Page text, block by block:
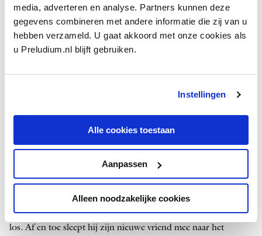
media, adverteren en analyse. Partners kunnen deze
gegevens combineren met andere informatie die zij van u
hebben verzameld. U gaat akkoord met onze cookies als
u Preludium.nl blijft gebruiken.
Instellingen
Alle cookies toestaan
Aanpassen
Alleen noodzakelijke cookies
Byron, de archetypische dichter-­avonturier, vertelt van vele
omzwervingen door Europa. Byron voltooit het in Italië,
tijdens een tussenstop op zijn eigen levenslange Grand Tour.
met Mendelssohn. Die arriveert in november 1830 in Rome,
De twee jonge componisten vinden elkaar in hun gedeelde
bewondering voor de muziek van hun achttiende-eeuwse
Christoph Willibald Gluck– opgeleid, overigens,
in Milaan. Mendelssohn en Berlioz brengen de dagen
Anders dan Berlioz geniet Mendelssohn met volle teugen van
alles wat Italië aan moois te bieden heeft: hij spreekt van ‘het
ultieme levensgeluk’. Hij schetst en aquarelleert er lustig op
los. Af en toe sleept hij zijn nieuwe vriend mee naar het